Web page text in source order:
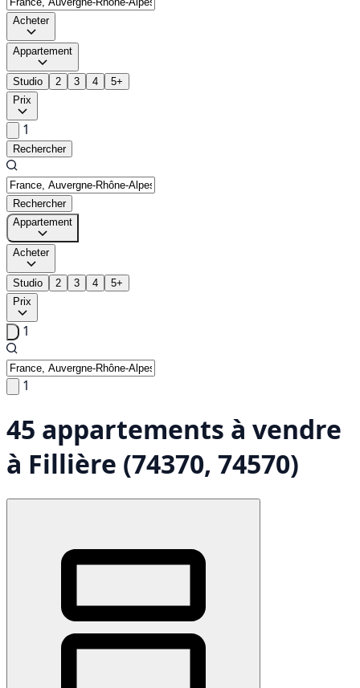
Acheter
Appartement
Studio 2 3 4
5+
Prix
1
Rechercher
Rechercher
Appartement
Acheter
Studio 2 3 4
5+
Prix
1
1
45 appartements à vendre
à Fillière (74370, 74570)